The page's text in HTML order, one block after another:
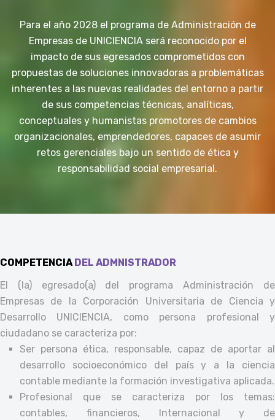
Para el año 2028 el programa de Administración de
Empresas de UNICIENCIA será reconocido por el
impacto de sus egresados comprometidos con
propuestas de soluciones innovadoras a problemáticas
inherentes a las nuevas realidades del entorno a partir
de sus competencias técnicas, analíticas,
conceptuales y humanistas promotores de cambios
organizacionales, emprendedores, capaces de asumir
retos gerenciales bajo un sentido de ética y
responsabilidad social empresarial.
COMPETENCIADEL ADMNISTRADOR
El (la) egresado(a) del programa Administración de
Empresas de la Corporación Universitaria de Ciencia y
Desarrollo UNICIENCIA, como persona profesional y
ciudadano se caracteriza por:
Ser persona ética, responsable, capaz de aportar al
desarrollo socioeconómico del país y a la ciencia
contable mediante la formación investigativa aplicada.
Profesional que se caracteriza por los temas:
contables, financieros, Internacional y de